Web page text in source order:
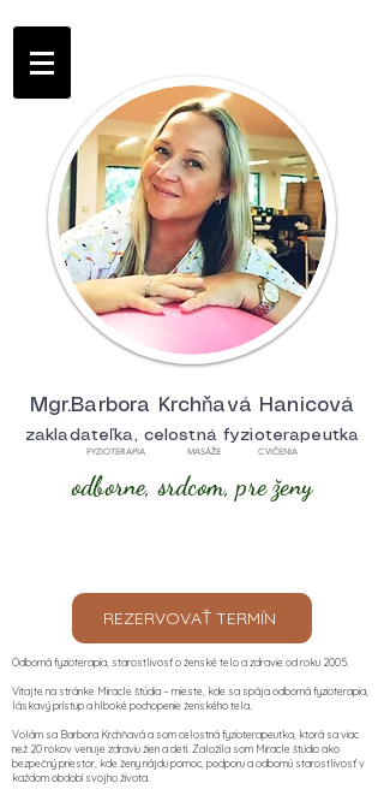
Mgr.Barbora Krchňavá Hanicová
zakladateľka, celostná fyzioterapeutka
FYZIOTERAPIA MASÁŽE CVIČENIA
odborne, srdcom, pre ženy
REZERVOVAŤ TERMÍN
Odborná fyzioterapia, starostlivosť o ženské telo a zdravie od roku 2005.
Vitajte na stránke Miracle štúdia – mieste, kde sa spája odborná fyzioterapia,
láskavý prístup a hlboké pochopenie ženského tela.
Volám sa Barbora Krchňavá a som celostná fyzioterapeutka, ktorá sa viac
než 20 rokov venuje zdraviu žien a detí. Založila som Miracle štúdio ako
bezpečný priestor, kde ženy nájdu pomoc, podporu a odbornú starostlivosť v
každom období svojho života.​